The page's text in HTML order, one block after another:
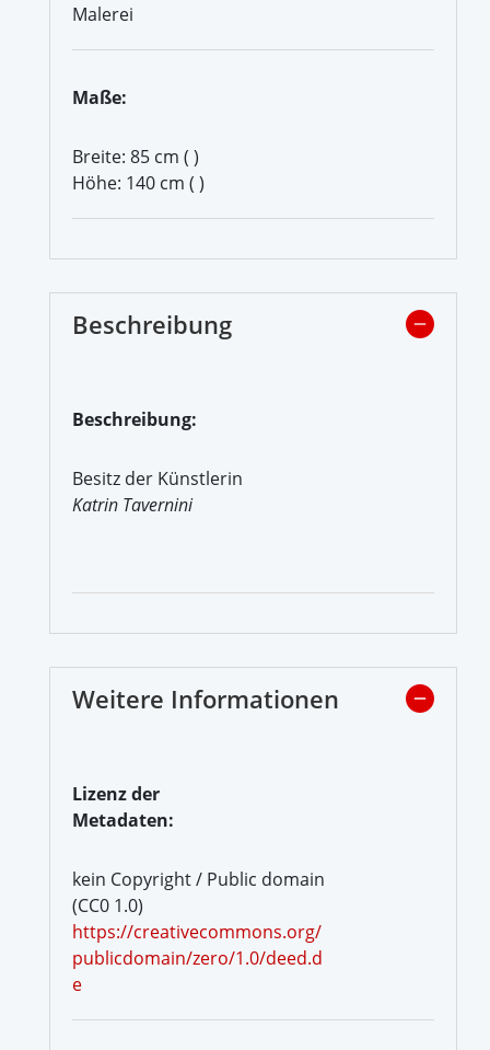
Malerei
Maße:
Breite: 85 cm ( )
Höhe: 140 cm ( )
Beschreibung
Beschreibung:
Besitz der Künstlerin
Katrin Tavernini
Weitere Informationen
Lizenz der
Metadaten:
kein Copyright / Public domain
(CC0 1.0)
https://creativecommons.org/
publicdomain/zero/1.0/deed.d
e